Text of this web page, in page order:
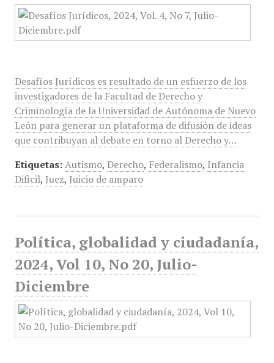
Desafíos Jurídicos es resultado de un esfuerzo de los
investigadores de la Facultad de Derecho y
Criminología de la Universidad de Autónoma de Nuevo
León para generar un plataforma de difusión de ideas
que contribuyan al debate en torno al Derecho y…
Etiquetas: Autismo, Derecho, Federalismo, Infancia
Dificil, Juez, Juicio de amparo
Política, globalidad y ciudadanía,
2024, Vol 10, No 20, Julio-
Diciembre